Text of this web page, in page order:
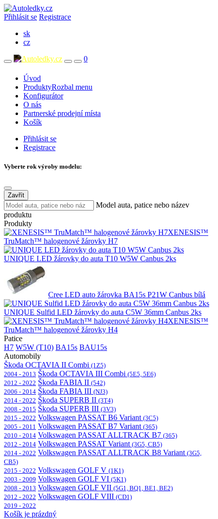
Přihlásit se Registrace
sk
cz
0
Úvod
ProduktyRozbal menu
Konfigurátor
O nás
Partnerské prodejní místa
Košík
Přihlásit se
Registrace
Vyberte rok výroby modelu:
Zavřít
Model auta, patice nebo název
produktu
Produkty
XENESIS™
TruMatch™ halogenové žárovky H7
UNIQUE LED žárovky do auta T10 W5W Canbus 2ks
Cree LED auto žárovka BA15s P21W Canbus bílá
UNIQUE Sulfid LED žárovky do auta C5W 36mm Canbus 2ks
XENESIS™
TruMatch™ halogenové žárovky H4
Patice
H7 W5W (T10) BA15s BAU15s
Automobily
Škoda OCTAVIA II Combi (1Z5)
2004 - 2013 Škoda OCTAVIA III Combi (5E5, 5E6)
2012 - 2022 Škoda FABIA II (542)
2006 - 2014 Škoda FABIA III (NJ3)
2014 - 2022 Škoda SUPERB II (3T4)
2008 - 2015 Škoda SUPERB III (3V3)
2015 - 2022 Volkswagen PASSAT B6 Variant (3C5)
2005 - 2011 Volkswagen PASSAT B7 Variant (365)
2010 - 2014 Volkswagen PASSAT ALLTRACK B7 (365)
2012 - 2014 Volkswagen PASSAT Variant (3G5, CB5)
2014 - 2022 Volkswagen PASSAT ALLTRACK B8 Variant (3G5,
CB5)
2015 - 2022 Volkswagen GOLF V (1K1)
2003 - 2009 Volkswagen GOLF VI (5K1)
2008 - 2013 Volkswagen GOLF VII (5G1, BQ1, BE1, BE2)
2012 - 2022 Volkswagen GOLF VIII (CD1)
2019 - 2022
Košík je prázdný